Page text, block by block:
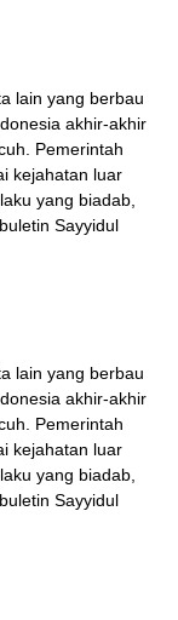
lain yang berbau
akhir-akhir
Pemerintah
kejahatan luar
yang biadab,
Sayyidul
lain yang berbau
akhir-akhir
Pemerintah
kejahatan luar
yang biadab,
Sayyidul